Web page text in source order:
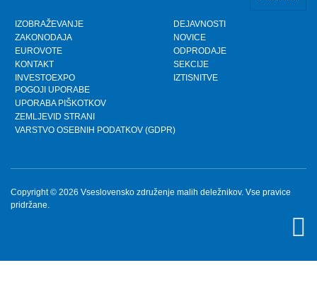
IZOBRAŽEVANJE
ZAKONODAJA
EUROVOTE
KONTAKT
INVESTOEXPO
DEJAVNOSTI
NOVICE
ODPRODAJE
SEKCIJE
IZTISNITVE
POGOJI UPORABE
UPORABA PIŠKOTKOV
ZEMLJEVID STRANI
VARSTVO OSEBNIH PODATKOV (GDPR)
Copyright © 2026 Vseslovensko združenje malih deležnikov. Vse pravice
pridržane.